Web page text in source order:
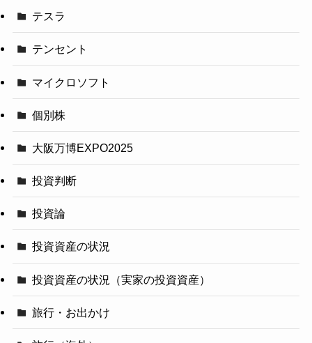
テスラ
テンセント
マイクロソフト
個別株
大阪万博EXPO2025
投資判断
投資論
投資資産の状況
投資資産の状況（実家の投資資産）
旅行・お出かけ